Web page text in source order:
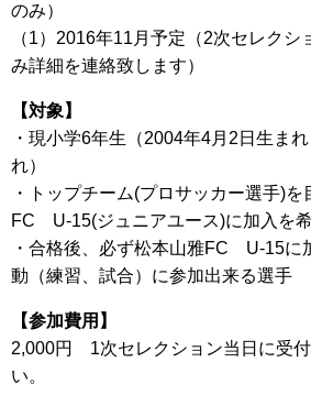
のみ）
（1）2016年11月予定（2次セレク
み詳細を連絡致します）
【対象】
・現小学6年生（2004年4月2日生ま
れ）
・トップチーム(プロサッカー選手)
FC U-15(ジュニアユース)に加入を
・合格後、必ず松本山雅FC U-15に
動（練習、試合）に参加出来る選手
【参加費用】
2,000円 1次セレクション当日に受
い。